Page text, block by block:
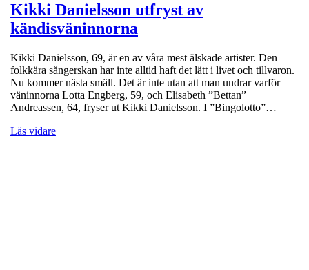
Kikki Danielsson utfryst av
kändisväninnorna
Kikki Danielsson, 69, är en av våra mest älskade artister. Den
folkkära sångerskan har inte alltid haft det lätt i livet och tillvaron.
Nu kommer nästa smäll. Det är inte utan att man undrar varför
väninnorna Lotta Engberg, 59, och Elisabeth ”Bettan”
Andreassen, 64, fryser ut Kikki Danielsson. I ”Bingolotto”…
Läs vidare